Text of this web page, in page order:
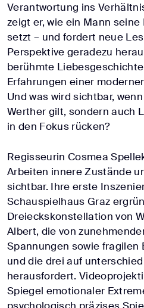
Verantwortung ins
zeigt er, wie ein Mann
setzt – und fordert neue
Perspektive geradezu
berühmte
Erfahrungen einer
Und was wird sichtbar,
Werther gilt, sondern auch
in den Fokus rücken?
Regisseurin Cosmea
Arbeiten innere Zustände
sichtbar. Ihre erste
Schauspielhaus Graz
Dreieckskonstellation von
Albert, die von
Spannungen sowie fragilen
und die drei auf
herausfordert.
Spiegel emotionaler